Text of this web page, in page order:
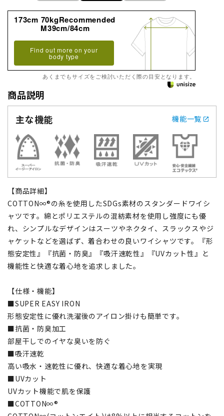
173cm 70kgRecommended
M39cm/84cm
Find out more on your
body type
あくまでもサイズをご検討いただく際の目安となります。
商品説明
主な機能
機能一覧
【商品詳細】
COTTON∞®の糸を使用したSDGs素材のスタンダードワイシ
ャツです。綿とポリエステルの混紡素材を使用し強度にも優
れ、シンプルなデザインはスーツやネクタイ、スラックスやジ
ャケットなどを選ばず、着合わせの良いワイシャツです。『形
態安定性』『抗菌・防臭』『吸汗速乾性』『UVカット性』と
機能性と快適な着心地を追求しました。
【仕様・機能】
■SUPER EASY IRON
形態安定性に優れ洗濯後のアイロン掛けも簡単です。
■抗菌・防臭加工
部屋干しでのイヤな臭いを防ぐ
■吸汗速乾
高い吸水・速乾性に優れ、快適な着心地を実現
■UVカット
UVカット機能で肌を保護
■COTTON∞®